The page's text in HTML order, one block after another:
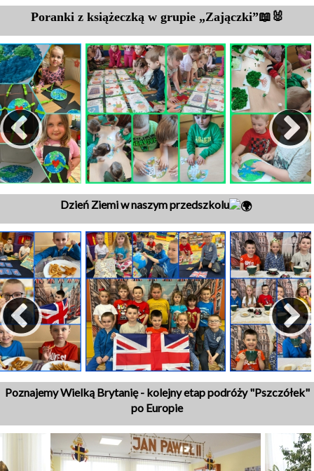
Poranki z książeczką w grupie „Zajączki”📖🐰
Dzień Ziemi w naszym przedszkolu
Poznajemy Wielką Brytanię - kolejny etap podróży "Pszczółek"
po Europie